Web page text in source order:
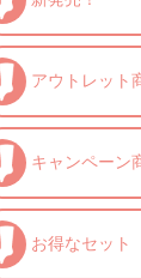
アウトレット
キャンペーン
お得なセット